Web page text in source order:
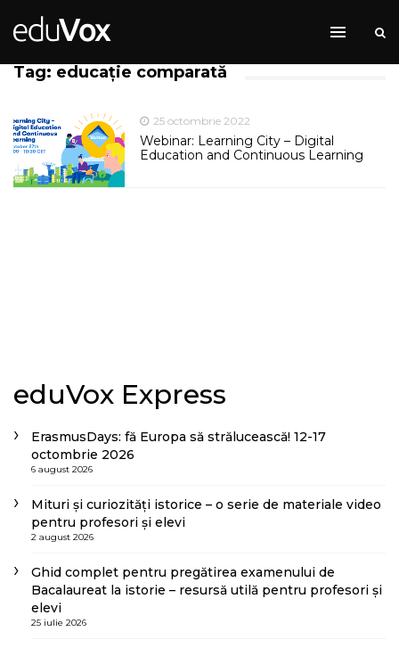
Tag: educație comparată
25 octombrie 2022
Webinar: Learning City – Digital
Education and Continuous Learning
eduVox Express
ErasmusDays: fă Europa să strălucească! 12-17
octombrie 2026
6 august 2026
Mituri și curiozități istorice – o serie de materiale video
pentru profesori și elevi
2 august 2026
Ghid complet pentru pregătirea examenului de
Bacalaureat la istorie – resursă utilă pentru profesori și
elevi
25 iulie 2026